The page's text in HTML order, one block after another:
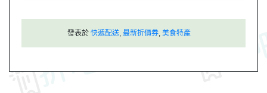
發表於 快遞配送 最新折價券 美食特產